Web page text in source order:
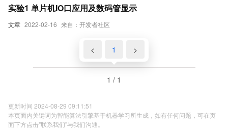
文章 2022-02-16 来自：开发者社区
实验1 单片机IO口应用及数码管显示
< 1 >
1 / 1
更新时间 2024-08-29 09:11:51
本页面内关键词为智能算法引擎基于机器学习所生成，如有任何问题，可在页
面下方点击"联系我们"与我们沟通。